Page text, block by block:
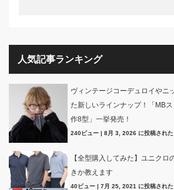
人気記事ランキング
ヴィンテージコーデュロイやニ
た新しいラインナップ！「MB
作8型」一挙発売！
240ビュー | 8月 3, 2026 に投稿された
【全型購入してみた】ユニク
きか教えます
40ビュー | 7月 25, 2021 に投稿された